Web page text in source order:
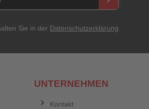
Sie in der Datenschutzerklärung
UNTERNEHMEN
Kontakt